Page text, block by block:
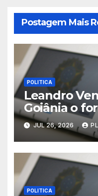
Postagem Mais
POLITICA
Leandro
Goiânia o
sua pré-
JUL 26, 2026
POLITICA